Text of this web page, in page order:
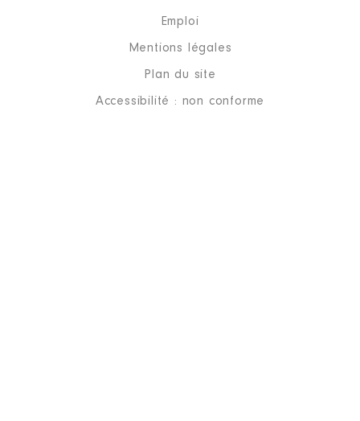
Emploi
Mentions légales
Plan du site
Accessibilité : non conforme